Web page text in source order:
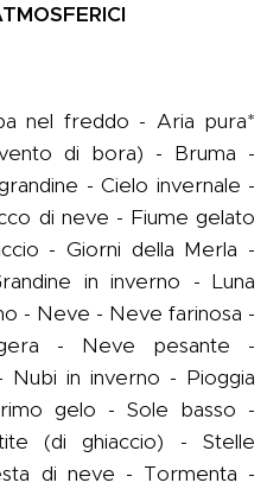
nel freddo - Aria pura*
di bora) - Bruma -
- Cielo invernale -
di neve - Fiume gelato
- Giorni della Merla -
in inverno - Luna
- Neve - Neve farinosa -
- Neve pesante -
in inverno - Pioggia
gelo - Sole basso -
(di ghiaccio) - Stelle
di neve - Tormenta -